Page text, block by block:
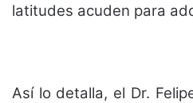
latitudes acuden para
Así lo detalla, el Dr.